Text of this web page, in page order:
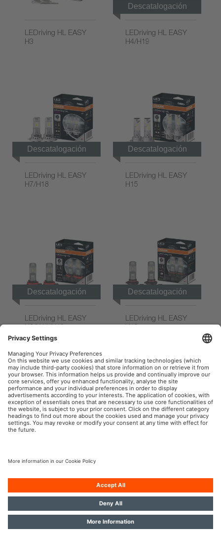
LEDriving HL EASY
H3
Descatalogación
LEDriving HL EASY
H4/H19
Descatalogación
LEDriving HL EASY
H7/H18
Descatalogación
LEDriving HL EASY
H15
Descatalogación
LEDriving HL EASY
H8/H11/H16
Descatalogación
LEDriving HL EASY
H10
OSRAM Automotive en las redes sociales
© 2026, OSRAM GmbH. Reservados todos los derechos.